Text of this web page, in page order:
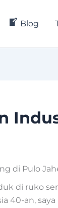
Blog
di Pulo
di ruko
40-an, saya